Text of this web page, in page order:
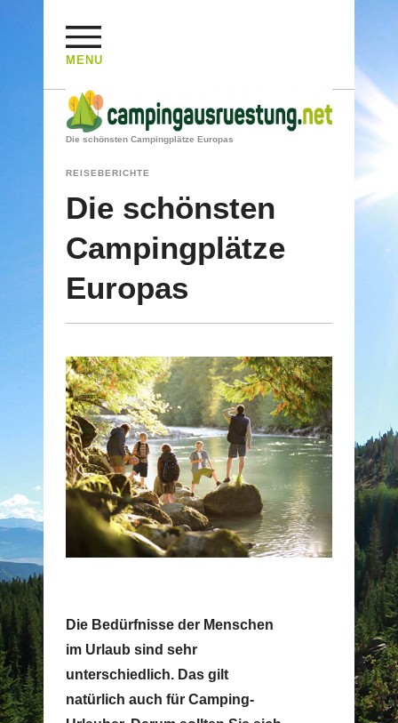
MENU
HOME/ REISEBERICHTE /
Die schönsten Campingplätze Europas
REISEBERICHTE
Die schönsten
Campingplätze
Europas
Die Bedürfnisse der Menschen
im Urlaub sind sehr
unterschiedlich. Das gilt
natürlich auch für Camping-